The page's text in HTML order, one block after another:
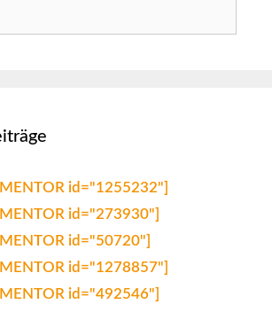
id="1255232"]
id="273930"]
id="50720"]
id="1278857"]
id="492546"]